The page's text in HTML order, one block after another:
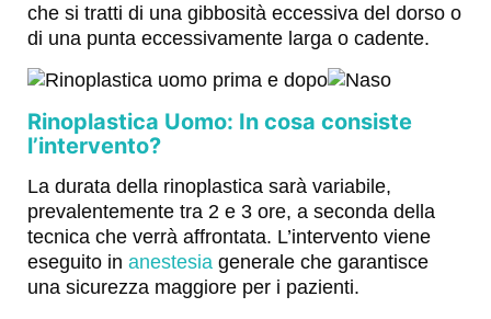
che si tratti di una gibbosità eccessiva del dorso o
di una punta eccessivamente larga o cadente.
Rinoplastica Uomo: In cosa consiste
l’intervento?
La durata della rinoplastica sarà variabile,
prevalentemente tra 2 e 3 ore, a seconda della
tecnica che verrà affrontata. L’intervento viene
eseguito in anestesia generale che garantisce
una sicurezza maggiore per i pazienti.